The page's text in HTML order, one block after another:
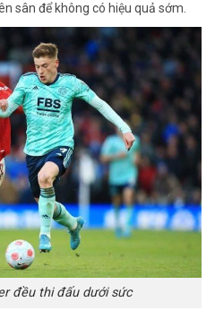
sân để không có hiệu quả sớm.
đều thi đấu dưới sức